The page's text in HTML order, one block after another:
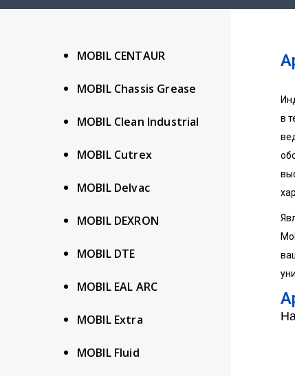
MOBIL CENTAUR
MOBIL Chassis Grease
MOBIL Clean Industrial
MOBIL Cutrex
MOBIL Delvac
MOBIL DEXRON
MOBIL DTE
MOBIL EAL ARC
MOBIL Extra
MOBIL Fluid
в